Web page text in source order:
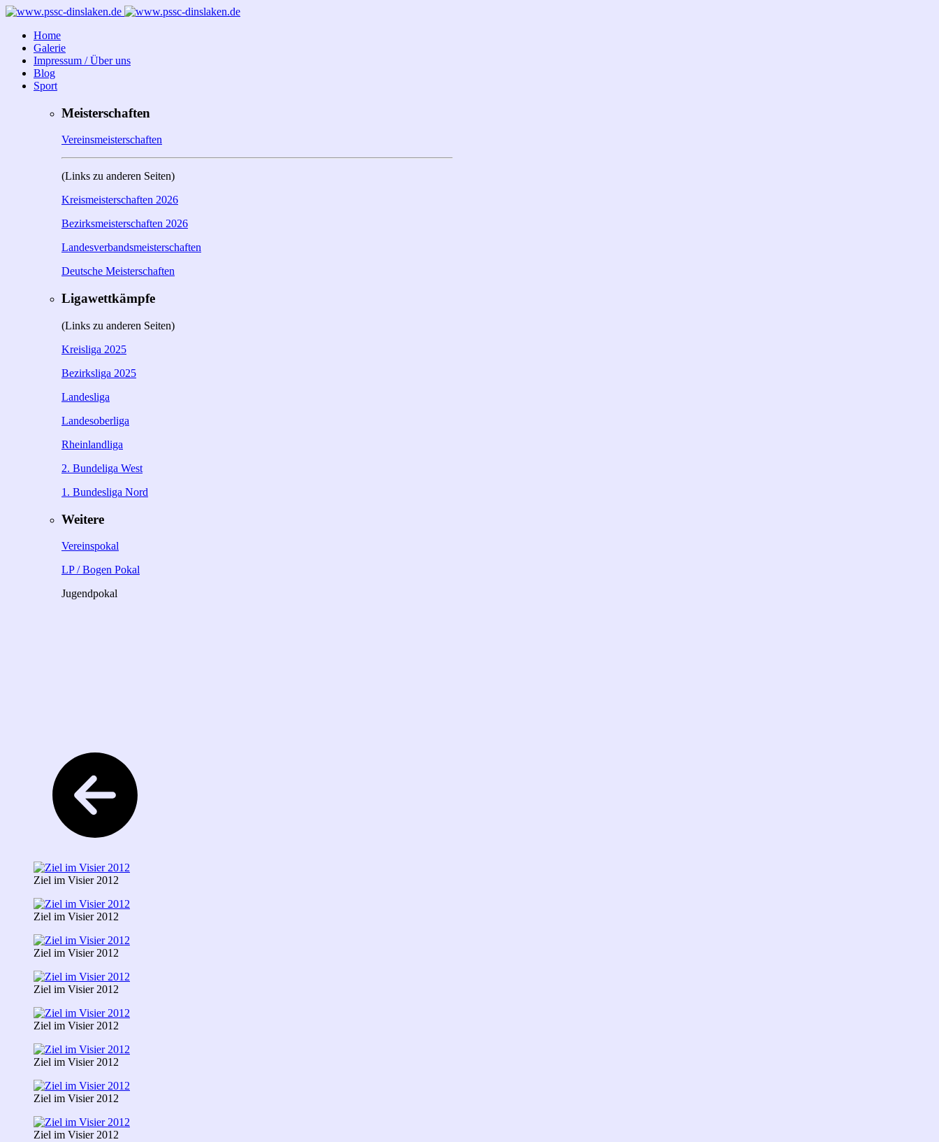
Home
Galerie
Impressum / Über uns
Blog
Sport
Meisterschaften
Vereinsmeisterschaften
(Links zu anderen Seiten)
Kreismeisterschaften 2026
Bezirksmeisterschaften 2026
Landesverbandsmeisterschaften
Deutsche Meisterschaften
Ligawettkämpfe
(Links zu anderen Seiten)
Kreisliga 2025
Bezirksliga 2025
Landesliga
Landesoberliga
Rheinlandliga
2. Bundeliga West
1. Bundesliga Nord
Weitere
Vereinspokal
LP / Bogen Pokal
Jugendpokal
Ziel im Visier 2012
Ziel im Visier 2012
Ziel im Visier 2012
Ziel im Visier 2012
Ziel im Visier 2012
Ziel im Visier 2012
Ziel im Visier 2012
Ziel im Visier 2012